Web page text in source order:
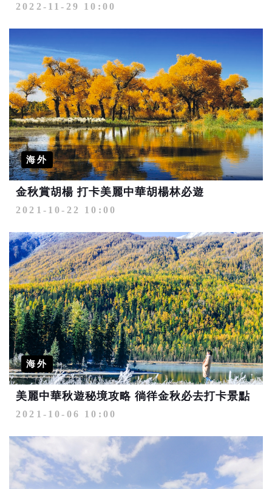
2022-11-29 10:00
海外
金秋賞胡楊 打卡美麗中華胡楊林必遊
2021-10-22 10:00
海外
美麗中華秋遊秘境攻略 徜徉金秋必去打卡景點
2021-10-06 10:00